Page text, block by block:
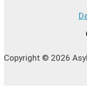
a
Copyright © 2026